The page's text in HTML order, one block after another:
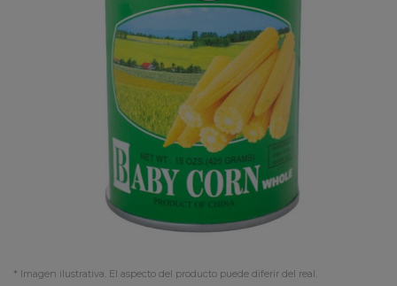
* Imagen ilustrativa. El aspecto del producto puede diferir del real.